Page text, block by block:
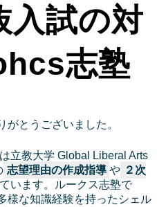
入試の対
志塾
がとうございました。
立教大学 Global Liberal Arts
志望理由の作成指導 や ２次
います。ルークス志塾で
様な知識経験を持ったシェル